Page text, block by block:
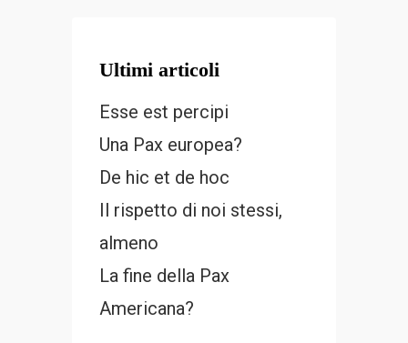
Ultimi articoli
Esse est percipi
Una Pax europea?
De hic et de hoc
Il rispetto di noi stessi,
almeno
La fine della Pax
Americana?